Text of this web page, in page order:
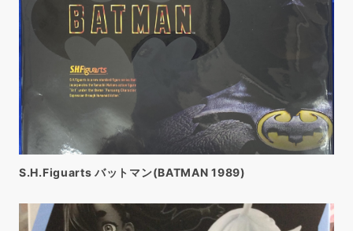
S.H.Figuarts バットマン(BATMAN 1989)